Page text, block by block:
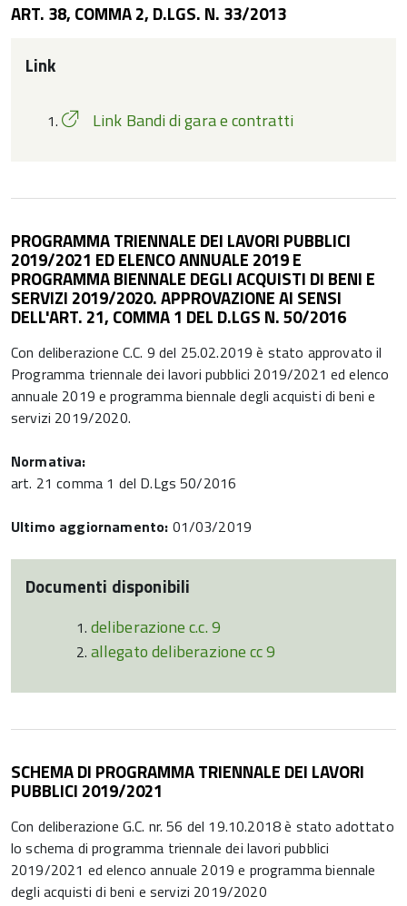
ART. 38, COMMA 2, D.LGS. N. 33/2013
Link
Link Bandi di gara e contratti
PROGRAMMA TRIENNALE DEI LAVORI PUBBLICI
2019/2021 ED ELENCO ANNUALE 2019 E
PROGRAMMA BIENNALE DEGLI ACQUISTI DI BENI E
SERVIZI 2019/2020. APPROVAZIONE AI SENSI
DELL'ART. 21, COMMA 1 DEL D.LGS N. 50/2016
Con deliberazione C.C. 9 del 25.02.2019 è stato approvato il
Programma triennale dei lavori pubblici 2019/2021 ed elenco
annuale 2019 e programma biennale degli acquisti di beni e
servizi 2019/2020.
Normativa:
art. 21 comma 1 del D.Lgs 50/2016
Ultimo aggiornamento: 01/03/2019
Documenti disponibili
deliberazione c.c. 9
allegato deliberazione cc 9
SCHEMA DI PROGRAMMA TRIENNALE DEI LAVORI
PUBBLICI 2019/2021
Con deliberazione G.C. nr. 56 del 19.10.2018 è stato adottato
lo schema di programma triennale dei lavori pubblici
2019/2021 ed elenco annuale 2019 e programma biennale
degli acquisti di beni e servizi 2019/2020